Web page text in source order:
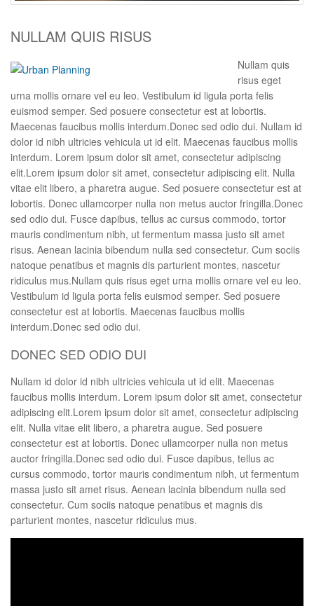
NULLAM QUIS RISUS
Nullam quis
risus eget
urna mollis ornare vel eu leo. Vestibulum id ligula porta felis
euismod semper. Sed posuere consectetur est at lobortis.
Maecenas faucibus mollis interdum.Donec sed odio dui. Nullam id
dolor id nibh ultricies vehicula ut id elit. Maecenas faucibus mollis
interdum. Lorem ipsum dolor sit amet, consectetur adipiscing
elit.Lorem ipsum dolor sit amet, consectetur adipiscing elit. Nulla
vitae elit libero, a pharetra augue. Sed posuere consectetur est at
lobortis. Donec ullamcorper nulla non metus auctor fringilla.Donec
sed odio dui. Fusce dapibus, tellus ac cursus commodo, tortor
mauris condimentum nibh, ut fermentum massa justo sit amet
risus. Aenean lacinia bibendum nulla sed consectetur. Cum sociis
natoque penatibus et magnis dis parturient montes, nascetur
ridiculus mus.Nullam quis risus eget urna mollis ornare vel eu leo.
Vestibulum id ligula porta felis euismod semper. Sed posuere
consectetur est at lobortis. Maecenas faucibus mollis
interdum.Donec sed odio dui.
DONEC SED ODIO DUI
Nullam id dolor id nibh ultricies vehicula ut id elit. Maecenas
faucibus mollis interdum. Lorem ipsum dolor sit amet, consectetur
adipiscing elit.Lorem ipsum dolor sit amet, consectetur adipiscing
elit. Nulla vitae elit libero, a pharetra augue. Sed posuere
consectetur est at lobortis. Donec ullamcorper nulla non metus
auctor fringilla.Donec sed odio dui. Fusce dapibus, tellus ac
cursus commodo, tortor mauris condimentum nibh, ut fermentum
massa justo sit amet risus. Aenean lacinia bibendum nulla sed
consectetur. Cum sociis natoque penatibus et magnis dis
parturient montes, nascetur ridiculus mus.